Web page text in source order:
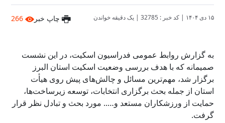
|کد خبر : 32785 |یک دقیقه خواندن چاپ خبر 266
به گزارش روابط عمومی فدراسیون اسکیت، در این نشست
صمیمانهکه با هدف بررسی وضعیت اسکیت استان البرز
برگزار شد، مهم‌ترین مسائل و چالش‌های پیش روی هیأت
استان از جمله بحث برگزاری انتخابات، توسعه زیرساخت‌ها،
حمایت از ورزشکاران مستعد و….. مورد بحث و تبادل نظر قرار
گرفت.